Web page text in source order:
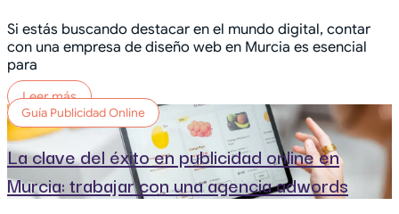
Si estás buscando destacar en el mundo digital, contar
con una empresa de diseño web en Murcia es esencial
para
Leer más
Guía Publicidad Online
La clave del éxito en publicidad online en
Murcia: trabajar con una agencia adwords